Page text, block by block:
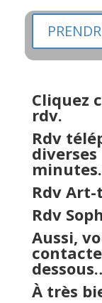
Cliquez
rdv.
Rdv
minutes.
Rdv
Rdv
Aussi,
À très